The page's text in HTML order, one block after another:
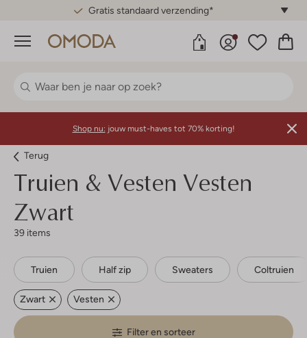
Gratis standaard verzending*
Menu
Shop nu: jouw must-haves tot 70% korting!
Terug
Truien & Vesten Vesten
Zwart
39 items
Truien Half zip Sweaters Coltruien
Zwart Vesten
Filter en sorteer